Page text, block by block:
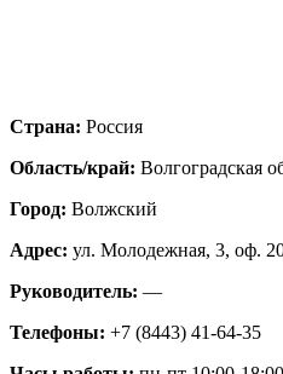
Страна: Россия
Область/край: Волгоградская
Город: Волжский
Адрес: ул. Молодежная, 3, оф.
Руководитель: —
Телефоны: +7 (8443) 41-64-35